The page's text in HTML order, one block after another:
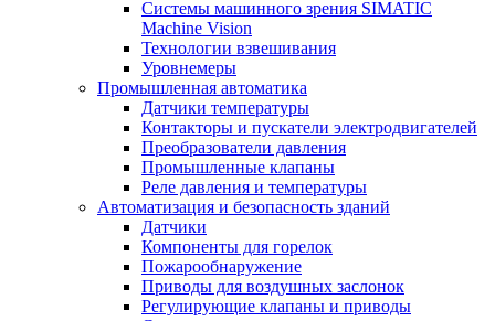
Системы машинного зрения SIMATIC
Machine Vision
Технологии взвешивания
Уровнемеры
Промышленная автоматика
Датчики температуры
Контакторы и пускатели электродвигателей
Преобразователи давления
Промышленные клапаны
Реле давления и температуры
Автоматизация и безопасность зданий
Датчики
Компоненты для горелок
Пожарообнаружение
Приводы для воздушных заслонок
Регулирующие клапаны и приводы